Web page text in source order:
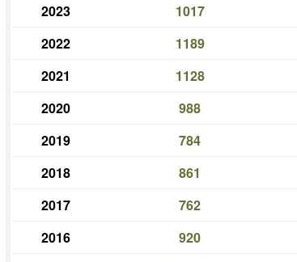
2023
1017
2022
1189
2021
1128
2020
988
2019
784
2018
861
2017
762
2016
920